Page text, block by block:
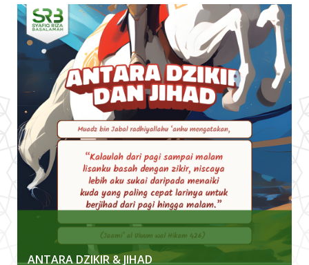
ANTARA DZIKIR & JIHAD